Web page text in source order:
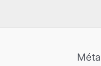
Méta